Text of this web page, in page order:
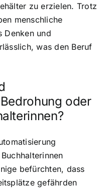
zu erzielen. Trotz
menschliche
Denken und
was den Beruf
oder
befürchten, dass
gefährden